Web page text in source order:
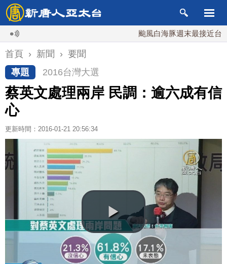
颱風白海豚週末最接近台灣 最
首頁 › 新聞 › 要聞
專題
2016台灣大選
蔡英文處理兩岸 民調：逾六成有信
心
更新時間：2016-01-21 20:56:34